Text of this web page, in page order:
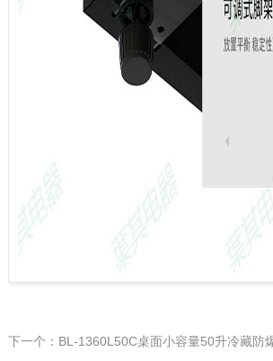
下一个：BL-1360L50C桌面小容量50升冷藏防